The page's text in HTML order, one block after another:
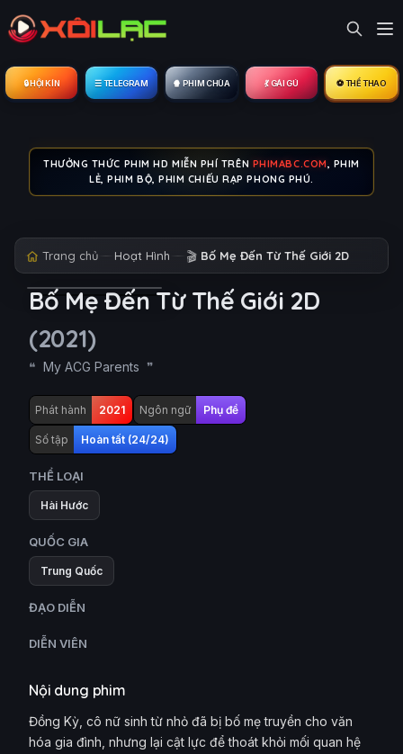
🔒︎ HỘI KÍN ☰ TELEGRAM 🍿 PHIM CHÙA 💃 GÁI GÚ ⚽ THỂ THAO
THƯỞNG THỨC PHIM HD MIỄN PHÍ TRÊN PHIMABC.COM, PHIM
LẺ, PHIM BỘ, PHIM CHIẾU RẠP PHONG PHÚ.
Trang chủ Hoạt Hình 🎬 Bố Mẹ Đến Từ Thế Giới 2D
Bố Mẹ Đến Từ Thế Giới 2D
(2021)
My ACG Parents
Phát hành 2021 Ngôn ngữ Phụ đề
Số tập Hoàn tất (24/24)
THỂ LOẠI
Hài Hước
QUỐC GIA
Trung Quốc
ĐẠO DIỄN
DIỄN VIÊN
Nội dung phim
Đồng Kỳ, cô nữ sinh từ nhỏ đã bị bố mẹ truyền cho văn
hóa gia đình, nhưng lại cật lực để thoát khỏi mối quan hệ